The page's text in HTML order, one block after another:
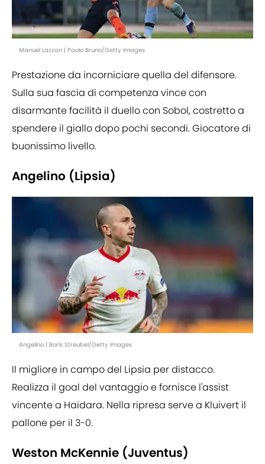
Manuel Lazzari | Paolo Bruno/Getty Images
Prestazione da incorniciare quella del difensore.
Sulla sua fascia di competenza vince con
disarmante facilità il duello con Sobol, costretto a
spendere il giallo dopo pochi secondi. Giocatore di
buonissimo livello.
Angelino (Lipsia)
Angelino | Boris Streubel/Getty Images
Il migliore in campo del Lipsia per distacco.
Realizza il goal del vantaggio e fornisce l'assist
vincente a Haidara. Nella ripresa serve a Kluivert il
pallone per il 3-0.
Weston McKennie (Juventus)